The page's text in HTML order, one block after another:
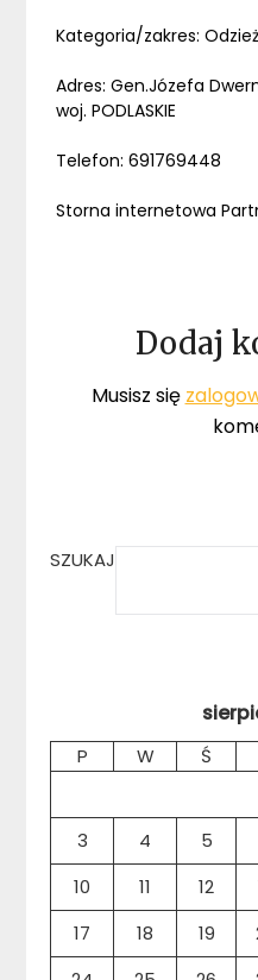
Kategoria/zakres:
Adres: Gen.Józefa
woj. PODLASKIE
Telefon: 691769448
Storna internetowa
Dodaj
Musisz się
SZUKAJ
P W Ś
3
4 5
10
11 12
17
18 19